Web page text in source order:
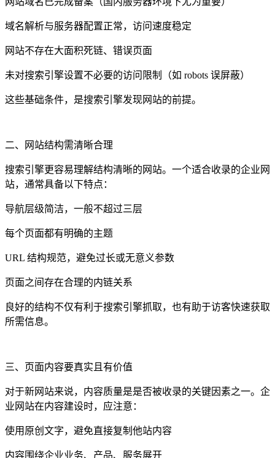
域名解析与服务器配置正常，访问速度稳定
网站不存在大面积死链、错误页面
未对搜索引擎设置不必要的访问限制（如 robots 误屏蔽）
这些基础条件，是搜索引擎发现网站的前提。
二、网站结构需清晰合理
搜索引擎更容易理解结构清晰的网站。一个适合收录的企业网
站，通常具备以下特点：
导航层级简洁，一般不超过三层
每个页面都有明确的主题
URL 结构规范，避免过长或无意义参数
页面之间存在合理的内链关系
良好的结构不仅有利于搜索引擎抓取，也有助于访客快速获取
所需信息。
三、页面内容要真实且有价值
对于新网站来说，内容质量是是否被收录的关键因素之一。企
业网站在内容建设时，应注意：
使用原创文字，避免直接复制他站内容
内容围绕企业业务、产品、服务展开